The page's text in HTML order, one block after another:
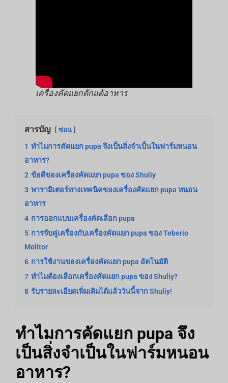
เครื่องคัดแยกดักแด้อาหาร
สารบัญ ซ่อน
1 ทำไมการคัดแยก pupa จึงเป็นสิ่งจำเป็นในฟาร์มหนอน
อาหาร?
2 ข้อดีของเครื่องคัดแยก pupa ของ Shuliy
3 พารามิเตอร์ทางเทคนิคของเครื่องคัดแยก pupa หนอน
อาหาร
4 การออกแบบเครื่องคัดเลือก pupa
5 การจับคู่เครื่องกับเครื่องคัดแยก pupa ของ Teberio
Molitor
6 การใช้งานของเครื่องคัดแยก pupa อัตโนมัติ
7 ทำไมต้องเลือกเครื่องคัดแยก pupa ของ Shuliy?
8 รับรายละเอียดเพิ่มเติมได้แล้ววันนี้จาก Shuliy!
ทำไมการคัดแยก pupa จึง
เป็นสิ่งจำเป็นในฟาร์มหนอน
อาหาร?